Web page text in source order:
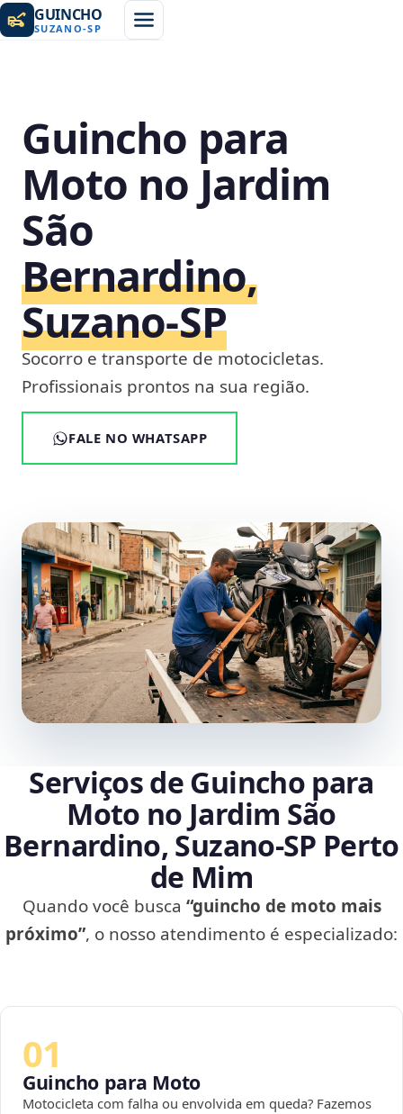
GUINCHO
SUZANO-SP
Guincho para
Moto no Jardim
São
Bernardino,
Suzano‑SP
Socorro e transporte de motocicletas.
Profissionais prontos na sua região.
FALE NO WHATSAPP
Serviços de Guincho para
Moto no Jardim São
Bernardino, Suzano‑SP Perto
de Mim
Quando você busca “guincho de moto mais
próximo”, o nosso atendimento é especializado:
01
Guincho para Moto
Motocicleta com falha ou envolvida em queda? Fazemos